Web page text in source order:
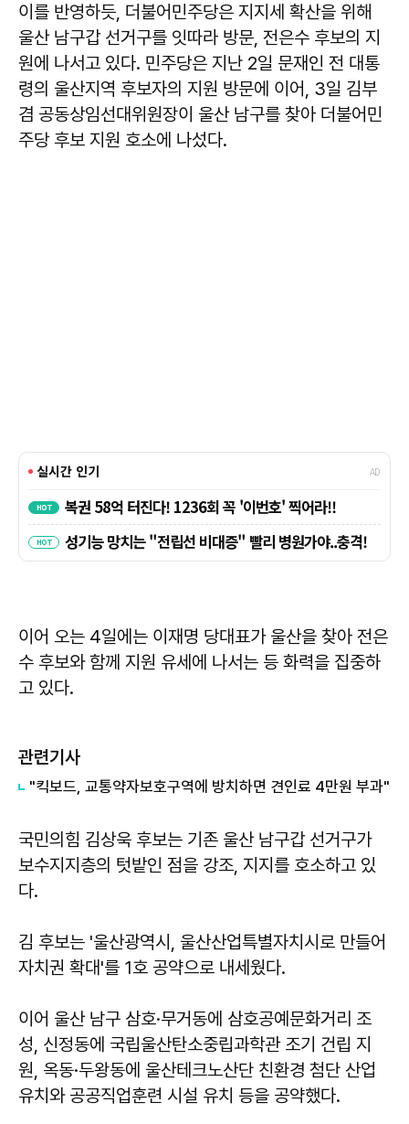
이를 반영하듯, 더불어민주당은 지지세 확산을 위해
울산 남구갑 선거구를 잇따라 방문, 전은수 후보의 지
원에 나서고 있다. 민주당은 지난 2일 문재인 전 대통
령의 울산지역 후보자의 지원 방문에 이어, 3일 김부
겸 공동상임선대위원장이 울산 남구를 찾아 더불어민
주당 후보 지원 호소에 나섰다.
이어 오는 4일에는 이재명 당대표가 울산을 찾아 전은
수 후보와 함께 지원 유세에 나서는 등 화력을 집중하
고 있다.
관련기사
"킥보드, 교통약자보호구역에 방치하면 견인료 4만원 부과"
국민의힘 김상욱 후보는 기존 울산 남구갑 선거구가
보수지지층의 텃밭인 점을 강조, 지지를 호소하고 있
다.
김 후보는 '울산광역시, 울산산업특별자치시로 만들어
자치권 확대'를 1호 공약으로 내세웠다.
이어 울산 남구 삼호·무거동에 삼호공예문화거리 조
성, 신정동에 국립울산탄소중립과학관 조기 건립 지
원, 옥동·두왕동에 울산테크노산단 친환경 첨단 산업
유치와 공공직업훈련 시설 유치 등을 공약했다.